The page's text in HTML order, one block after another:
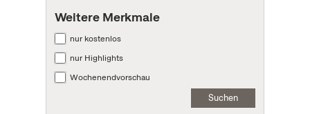
Weitere Merkmale
nur kostenlos
nur Highlights
Wochenendvorschau
Suchen